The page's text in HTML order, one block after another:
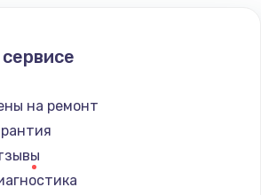
на ремонт